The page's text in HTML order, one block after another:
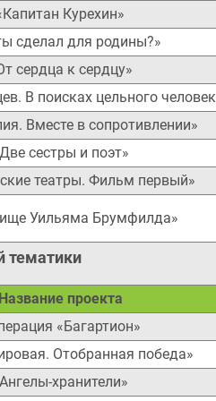
Курехин»
сделал для родины?»
сердца к сердцу»
В поисках цельного
Вместе в сопротивлении»
сестры и поэт»
театры. Фильм первый»
Уильяма Брумфилда»
тематики
Название проекта
«Багартион»
Отобранная победа»
хранители»